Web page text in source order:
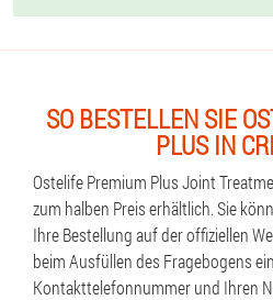
SO BESTELLEN SIE
PLUS IN
Ostelife Premium Plus Joint
zum halben Preis erhältlich. Sie
Ihre Bestellung auf der offiziellen
beim Ausfüllen des Fragebogens
Kontakttelefonnummer und Ihren